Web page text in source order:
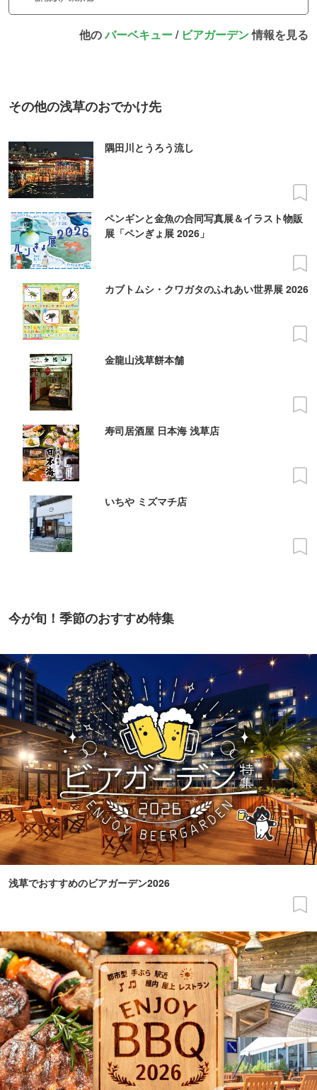
他のバーベキュー/ ビアガーデン情報を見る
その他の浅草のおでかけ先
隅田川とうろう流し
ペンギンと金魚の合同写真展＆イラスト物販
展「ペンぎょ展 2026」
カブトムシ・クワガタのふれあい世界展 2026
金龍山浅草餅本舗
寿司居酒屋 日本海 浅草店
いちや ミズマチ店
今が旬！季節のおすすめ特集
浅草でおすすめのビアガーデン2026